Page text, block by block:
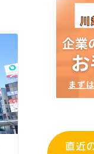
直近